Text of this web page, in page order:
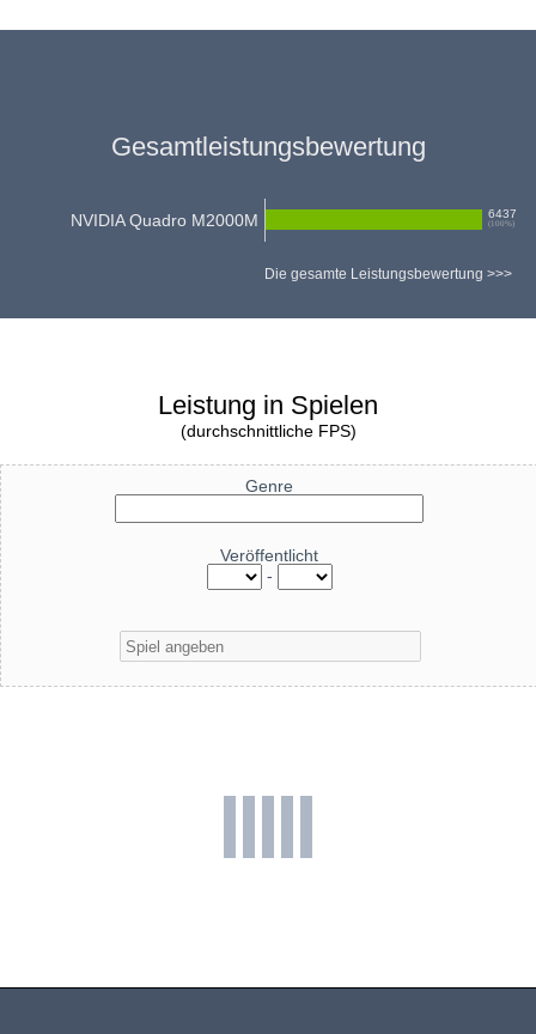
Gesamtleistungsbewertung
NVIDIA Quadro M2000M 6437
(100 %)
Die gesamte Leistungsbewertung >>>
Leistung in Spielen
(durchschnittliche FPS)
Genre
Veröffentlicht
-